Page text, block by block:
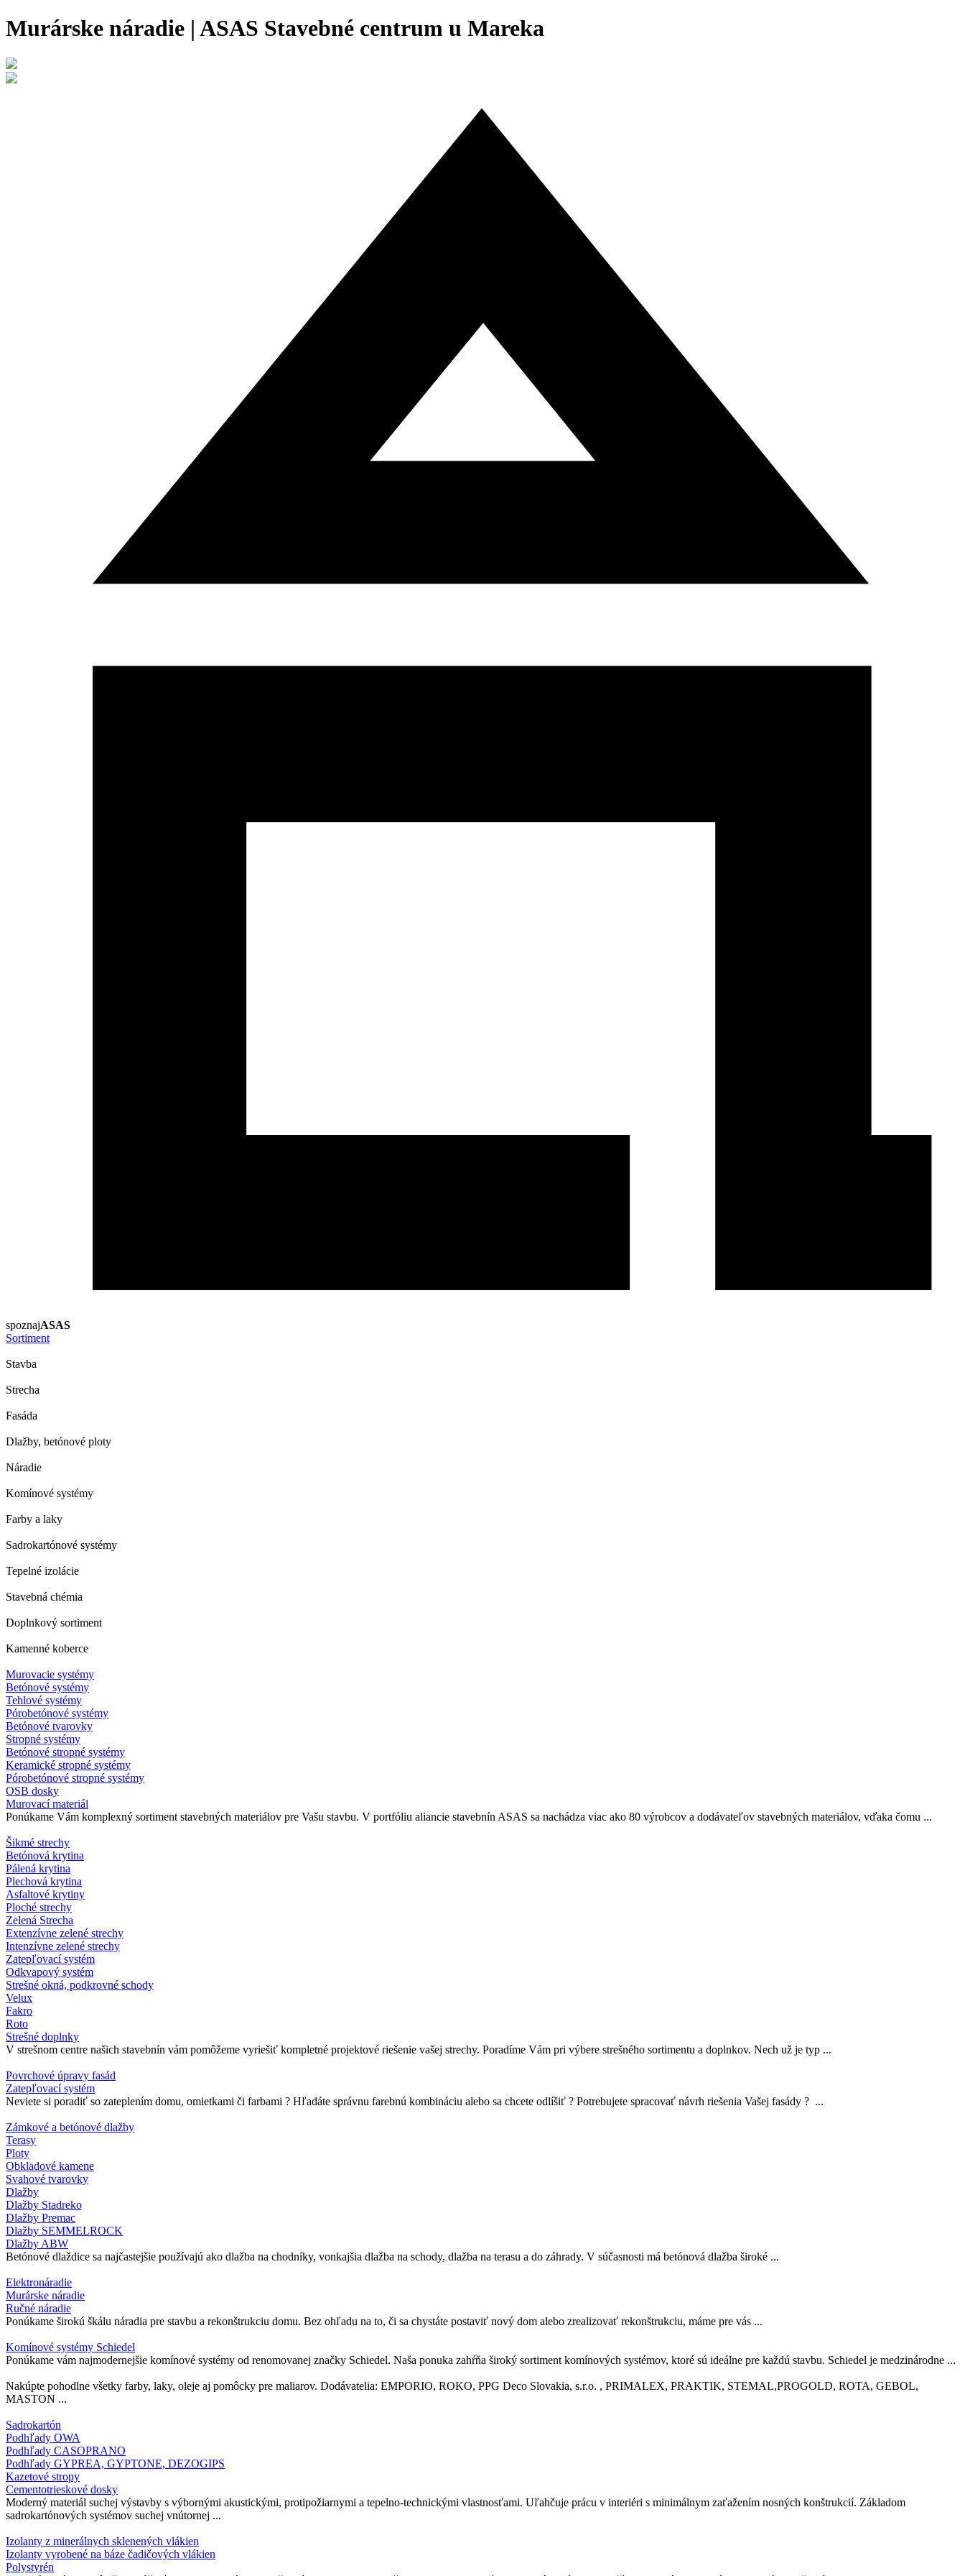
Murárske náradie | ASAS Stavebné centrum u Mareka
spoznajASAS
Sortiment
Stavba
Strecha
Fasáda
Dlažby, betónové ploty
Náradie
Komínové systémy
Farby a laky
Sadrokartónové systémy
Tepelné izolácie
Stavebná chémia
Doplnkový sortiment
Kamenné koberce
Murovacie systémy
Betónové systémy
Tehlové systémy
Pórobetónové systémy
Betónové tvarovky
Stropné systémy
Betónové stropné systémy
Keramické stropné systémy
Pórobetónové stropné systémy
OSB dosky
Murovací materiál
Ponúkame Vám komplexný sortiment stavebných materiálov pre Vašu stavbu. V portfóliu aliancie stavebnín ASAS sa nachádza viac ako 80 výrobcov a dodávateľov stavebných materiálov, vďaka čomu ...
Šikmé strechy
Betónová krytina
Pálená krytina
Plechová krytina
Asfaltové krytiny
Ploché strechy
Zelená Strecha
Extenzívne zelené strechy
Intenzívne zelené strechy
Zatepľovací systém
Odkvapový systém
Strešné okná, podkrovné schody
Velux
Fakro
Roto
Strešné doplnky
V strešnom centre našich stavebnín vám pomôžeme vyriešiť kompletné projektové riešenie vašej strechy. Poradíme Vám pri výbere strešného sortimentu a doplnkov. Nech už je typ ...
Povrchové úpravy fasád
Zatepľovací systém
Neviete si poradiť so zateplením domu, omietkami či farbami ? Hľadáte správnu farebnú kombináciu alebo sa chcete odlíšiť ? Potrebujete spracovať návrh riešenia Vašej fasády ? ...
Zámkové a betónové dlažby
Terasy
Ploty
Obkladové kamene
Svahové tvarovky
Dlažby
Dlažby Stadreko
Dlažby Premac
Dlažby SEMMELROCK
Dlažby ABW
Betónové dlaždice sa najčastejšie používajú ako dlažba na chodníky, vonkajšia dlažba na schody, dlažba na terasu a do záhrady. V súčasnosti má betónová dlažba široké ...
Elektronáradie
Murárske náradie
Ručné náradie
Ponúkame širokú škálu náradia pre stavbu a rekonštrukciu domu. Bez ohľadu na to, či sa chystáte postaviť nový dom alebo zrealizovať rekonštrukciu, máme pre vás ...
Komínové systémy Schiedel
Ponúkame vám najmodernejšie komínové systémy od renomovanej značky Schiedel. Naša ponuka zahŕňa široký sortiment komínových systémov, ktoré sú ideálne pre každú stavbu. Schiedel je medzinárodne ...
Nakúpte pohodlne všetky farby, laky, oleje aj pomôcky pre maliarov. Dodávatelia: EMPORIO, ROKO, PPG Deco Slovakia, s.r.o. , PRIMALEX, PRAKTIK, STEMAL,PROGOLD, ROTA, GEBOL,
MASTON ...
Sadrokartón
Podhľady OWA
Podhľady CASOPRANO
Podhľady GYPREA, GYPTONE, DEZOGIPS
Kazetové stropy
Cementotrieskové dosky
Moderný materiál suchej výstavby s výbornými akustickými, protipožiarnymi a tepelno-technickými vlastnosťami. Uľahčuje prácu v interiéri s minimálnym zaťažením nosných konštrukcií. Základom
sadrokartónových systémov suchej vnútornej ...
Izolanty z minerálnych sklenených vlákien
Izolanty vyrobené na báze čadičových vlákien
Polystyrén